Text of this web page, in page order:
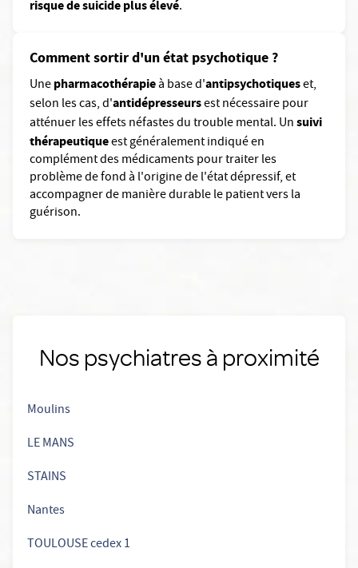
risque de suicide plus élevé.
Comment sortir d'un état psychotique ?
Unepharmacothérapieà base d'antipsychotiqueset,
selon les cas, d'antidépresseursest nécessaire pour
atténuer les effets néfastes du trouble mental. Unsuivi
thérapeutiqueest généralement indiqué en
complément des médicaments pour traiter les
problème de fond à l'origine de l'état dépressif, et
accompagner de manière durable le patient vers la
guérison.
Nos psychiatres à proximité
Moulins
LE MANS
STAINS
Nantes
TOULOUSE cedex 1